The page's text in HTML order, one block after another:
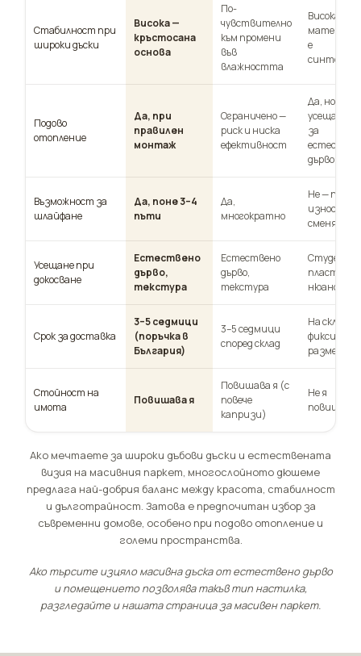
Стабилност при
широки дъски
Висока —
кръстосана
основа
По-
чувствително
към промени
във
влажността
Висока, но
е
Подово
отопление
Да, при
правилен
монтаж
Ограничено —
риск и ниска
ефективност
Да, но без
усещането
за
дърво
Възможност за
шлайфане
Да, поне 3–4
пъти
Да,
многократно
Не — при
износване
сменя
Усещане при
докосване
Естествено
дърво,
текстура
Естествено
дърво,
текстура
Студен
нюанс
Срок за доставка
3–5 седмици
(поръчка в
България)
3–5 седмици
според склад
На склад,
фиксирани
размери
Стойност на
имота
Повишава я
Повишава я (с
повече
капризи)
Не я
повишава
Ако мечтаете за широки дъбови дъски и естествената
визия на масивния паркет, многослойното дюшеме
предлага най-добрия баланс между красота, стабилност
и дълготрайност. Затова е предпочитан избор за
съвременни домове, особено при подово отопление и
големи пространства.
Ако търсите изцяло масивна дъска от естествено дърво
и помещението позволява такъв тип настилка,
разгледайте и нашата страница замасивен паркет.